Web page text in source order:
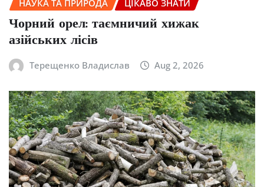
НАУКА ТА ПРИРОДА ЦІКАВО ЗНАТИ
Чорний орел: таємничий хижак
азійських лісів
Терещенко Владислав Aug 2, 2026